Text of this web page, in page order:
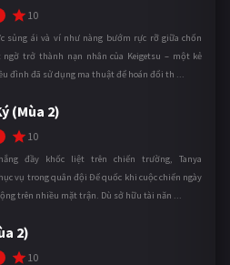
10
sủng ái và ví như nàng bướm rực rỡ giữa chốn
trở thành nạn nhân của Keigetsu – một kẻ
đình đã sử dụng ma thuật để hoán đổi th ...
(Mùa 2)
10
đầy khốc liệt trên chiến trường, Tanya
vụ trong quân đội Đế quốc khi cuộc chiến ngày
trên nhiều mặt trận. Dù sở hữu tài năn ...
2)
10